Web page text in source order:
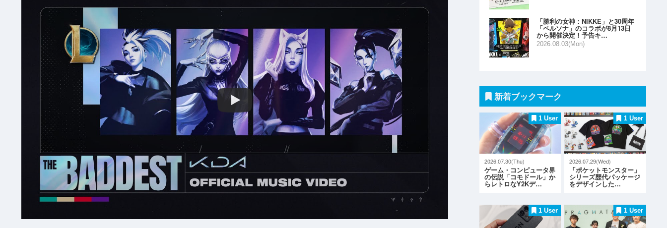
「勝利の女神：NIKKE」と30周年
「ペルソナ」のコラボが8月13日
から開催決定！予告キ…
2026.08.03(Mon)
新着ブックマーク
1 User
2026.07.30(Thu)
ゲーム・コンピュータ界
の伝説「コモドール」か
らレトロなY2Kデ…
1 User
2026.07.29(Wed)
「ポケットモンスター」
シリーズ歴代パッケージ
をデザインした…
1 User 1 User